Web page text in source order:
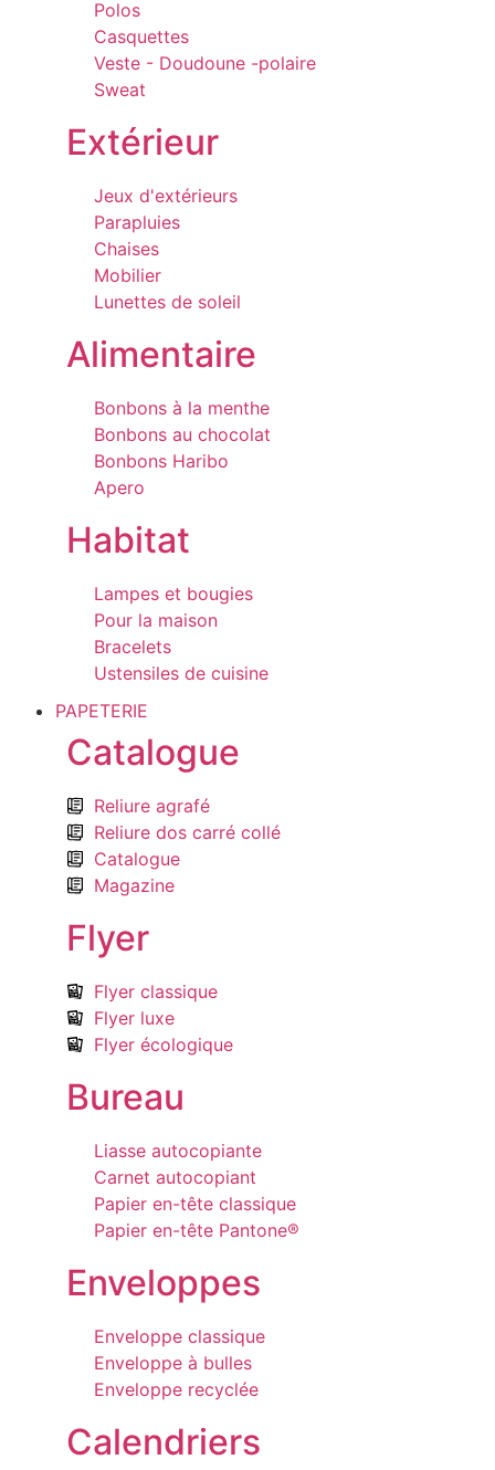
Polos
Casquettes
Veste - Doudoune -polaire
Sweat
Extérieur
Jeux d'extérieurs
Parapluies
Chaises
Mobilier
Lunettes de soleil
Alimentaire
Bonbons à la menthe
Bonbons au chocolat
Bonbons Haribo
Apero
Habitat
Lampes et bougies
Pour la maison
Bracelets
Ustensiles de cuisine
PAPETERIE
Catalogue
Reliure agrafé
Reliure dos carré collé
Catalogue
Magazine
Flyer
Flyer classique
Flyer luxe
Flyer écologique
Bureau
Liasse autocopiante
Carnet autocopiant
Papier en-tête classique
Papier en-tête Pantone®
Enveloppes
Enveloppe classique
Enveloppe à bulles
Enveloppe recyclée
Calendriers